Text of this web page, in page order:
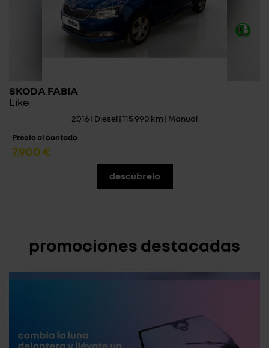
SKODA FABIA
Like
2016 | Diesel | 115.990 km | Manual
Precio al contado
7.900 €
descúbrelo
promociones destacadas